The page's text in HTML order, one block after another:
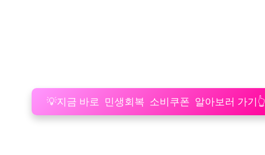
💡지금 바로 민생회복 소비쿠폰 알아보러 가기👆